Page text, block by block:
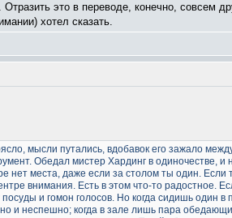
это в переводе, конечно, совсем
хотел сказать.
мысли путались, вдобавок его зажало
Обедал мистер Хардинг в одиночестве,
места, даже если за столом ты один. Если
внимания. Есть в этом что-то радостное.
и гомон голосов. Но когда сидишь один
неспешно; когда в зале лишь пара